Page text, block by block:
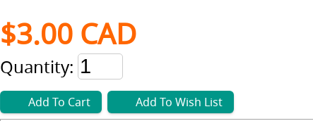
$3.00 CAD
Quantity:
Add To Cart
Add To Wish List